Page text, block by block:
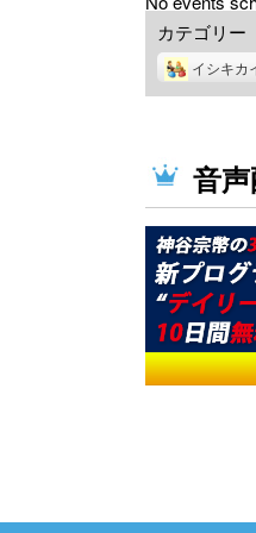
カテゴリー
イシキカ
音